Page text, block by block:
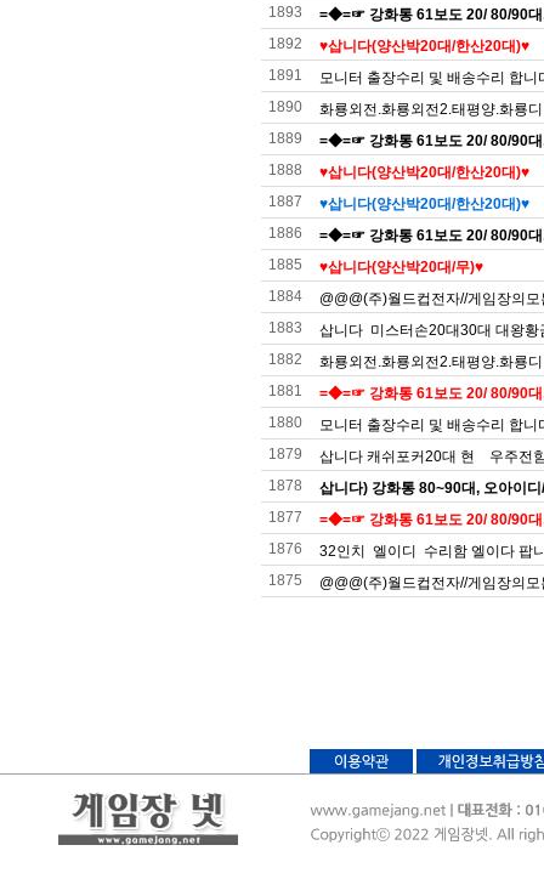
1893
=◆=☞ 강화통 61보도 20/ 80/90
1892
♥️삽니다(양산박20대/한산20대)♥️
1891
모니터 출장수리 및 배송수리 합니
1890
화룡외전.화룡외전2.태평양.화룡
1889
=◆=☞ 강화통 61보도 20/ 80/90
1888
♥️삽니다(양산박20대/한산20대)♥️
1887
♥️삽니다(양산박20대/한산20대)♥️
1886
=◆=☞ 강화통 61보도 20/ 80/90
1885
♥️삽니다(양산박20대/무)♥️
1884
@@@(주)월드컵전자//게임장의
1883
삽니다 미스터손20대30대 대왕
1882
화룡외전.화룡외전2.태평양.화룡
1881
=◆=☞ 강화통 61보도 20/ 80/90
1880
모니터 출장수리 및 배송수리 합니
1879
삽니다 캐쉬포커20대 현 우주전
1878
삽니다) 강화통 80~90대, 오아이
1877
=◆=☞ 강화통 61보도 20/ 80/90
1876
32인치 엘이디 수리함 엘이다 팝
1875
@@@(주)월드컵전자//게임장의